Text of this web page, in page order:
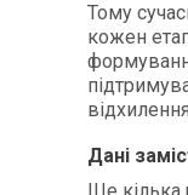
Тому
кожен
Дані